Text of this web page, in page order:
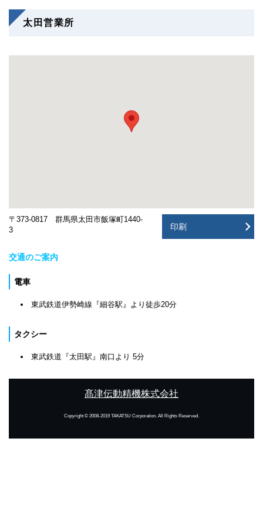
太田営業所
〒373-0817 群馬県太田市飯塚町1440-
3
印刷
交通のご案内
電車
東武鉄道伊勢崎線『細谷駅』より徒歩20分
タクシー
東武鉄道『太田駅』南口より 5分
髙津伝動精機株式会社
Copyright © 2008-2019 TAKATSU Corporation. All Rights Reserved.